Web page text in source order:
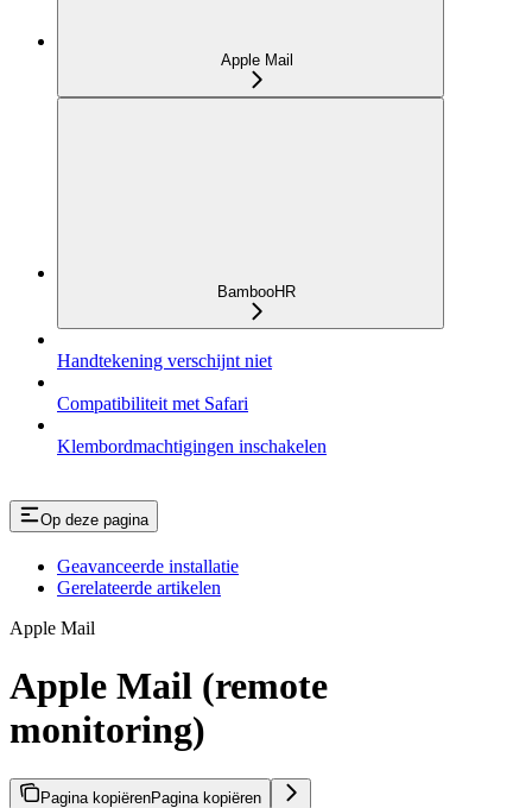
Apple Mail
BambooHR
Handtekening verschijnt niet
Compatibiliteit met Safari
Klembordmachtigingen inschakelen
Op deze pagina
Geavanceerde installatie
Gerelateerde artikelen
Apple Mail
Apple Mail (remote
monitoring)
Pagina kopiërenPagina kopiëren